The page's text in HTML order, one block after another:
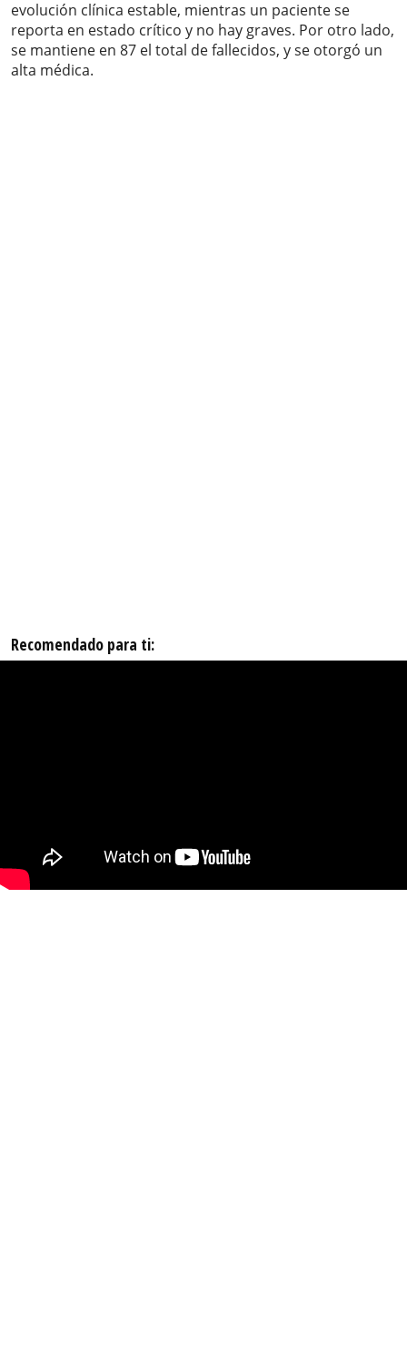
evolución clínica estable, mientras un paciente se
reporta en estado crítico y no hay graves. Por otro lado,
se mantiene en 87 el total de fallecidos, y se otorgó un
alta médica.
Recomendado para ti: